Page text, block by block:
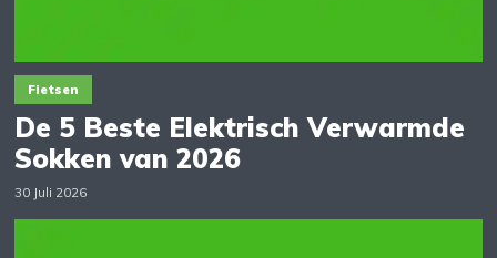
Fietsen
De 5 Beste Elektrisch Verwarmde
Sokken van 2026
30 Juli 2026